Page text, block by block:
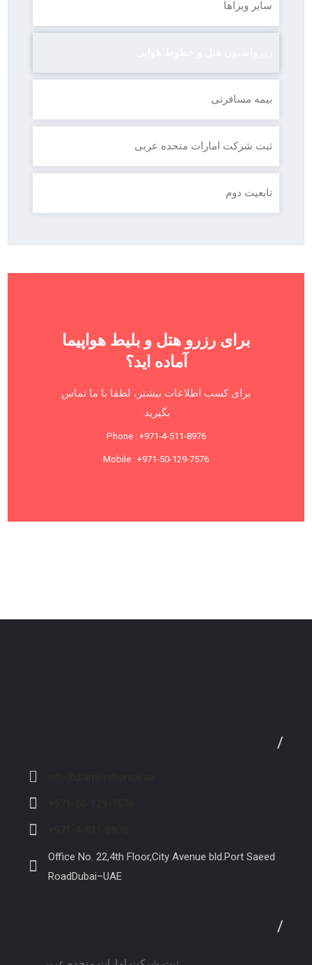
سایر ویزاها
بیمه مسافرتی
ثبت شرکت امارات متحده عربی
تابعیت دوم
برای رزرو هتل و بلیط هواپیما
آماده اید؟
برای کسب اطلاعات بیشتر، لطفا با ما تماس
بگیرید.
Phone : +971-4-511-8976
Mobile : +971-50-129-7576
/
Office No. 22,4th Floor,City Avenue bld.Port Saeed
RoadDubai–UAE
/